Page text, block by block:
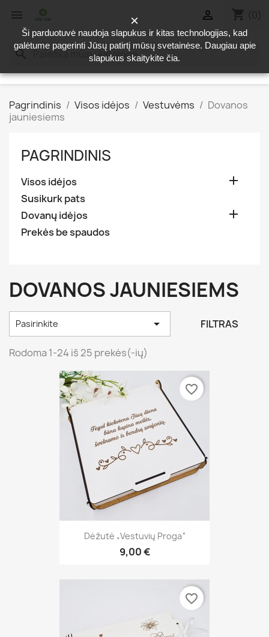
 shopping_cart (0)

search
Pagrindinis Visos idėjos Vestuvėms
Dovanos
jauniesiems
PAGRINDINIS
Visos idėjos 
Susikurk pats
Dovanų idėjos

Prekės be spaudos
DOVANOS JAUNIESIEMS
Pasirinkite  FILTRAS
Rodoma 1-24 iš 25 prekės(-ių)
Dėžutė „Vestuvių Proga“
9,00 €
favorite_border
favorite_border
Ši parduotuvė naudoja slapukus ir kitas technologijas, kad
galėtume pagerinti Jūsų patirtį mūsų svetainėse. Daugiau apie
slapukus skaitykite čia.
×